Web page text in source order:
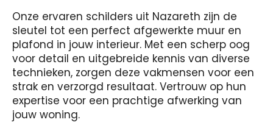
Onze ervaren schilders uit Nazareth zijn de
sleutel tot een perfect afgewerkte muur en
plafond in jouw interieur. Met een scherp oog
voor detail en uitgebreide kennis van diverse
technieken, zorgen deze vakmensen voor een
strak en verzorgd resultaat. Vertrouw op hun
expertise voor een prachtige afwerking van
jouw woning.